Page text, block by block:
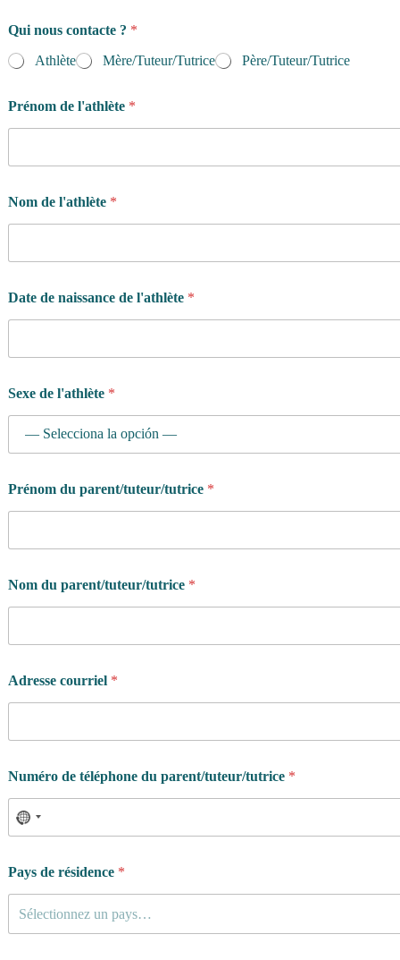
Qui nous contacte ? *
Athlète
Mère/Tuteur/Tutrice Père/Tuteur/Tutrice
Prénom de l'athlète *
Nom de l'athlète *
Date de naissance de l'athlète *
Sexe de l'athlète *
Prénom du parent/tuteur/tutrice *
Nom du parent/tuteur/tutrice *
Adresse courriel *
Numéro de téléphone du parent/tuteur/tutrice *
Pays de résidence *
Sélectionnez un pays…